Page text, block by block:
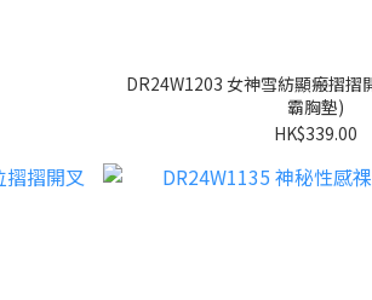
DR24W1203 女神雪紡顯瘢摺摺
霸胸墊)
HK$339.00